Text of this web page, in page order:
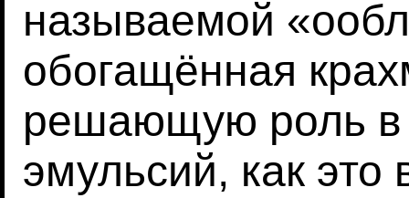
называемой
обогащённая
решающую роль в
эмульсий, как